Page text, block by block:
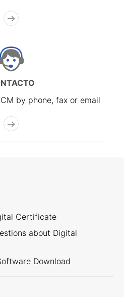
by phone, fax or email
Certificate
about Digital
Download